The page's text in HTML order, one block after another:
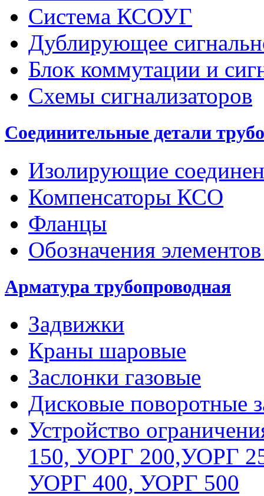
Система КСОУГ
Дублирующее
Блок коммутации и
Схемы сигнализаторов
Соединительные детали
Изолирующие
Компенсаторы КСО
Фланцы
Обозначения
Арматура трубопроводная
Задвижки
Краны шаровые
Заслонки газовые
Дисковые поворотные
Устройство
150, УОРГ 200,УОРГ
УОРГ 400, УОРГ 500